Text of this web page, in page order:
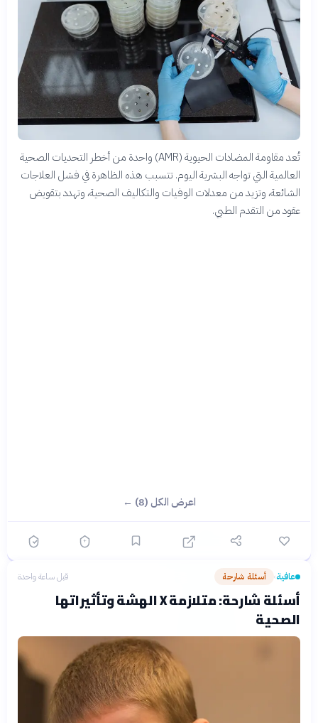
تُعد مقاومة المضادات الحيوية (AMR) واحدة من أخطر التحديات الصحية
العالمية التي تواجه البشرية اليوم. تتسبب هذه الظاهرة في فشل العلاجات
الشائعة، وتزيد من معدلات الوفيات والتكاليف الصحية، وتهدد بتقويض
عقود من التقدم الطبي.
اعرض الكل (8) ←
عافية› أسئلة شارحة قبل ساعة واحدة
أسئلة شارحة: متلازمة X الهشة وتأثيراتها
الصحية